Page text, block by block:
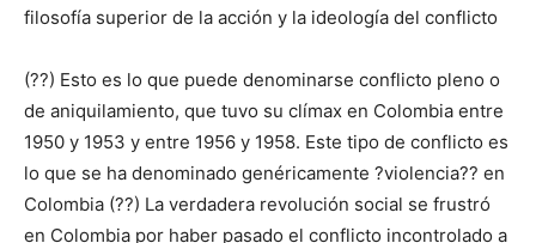
filosofía superior de la acción y la ideología del conflicto
(??) Esto es lo que puede denominarse conflicto pleno o
de aniquilamiento, que tuvo su clímax en Colombia entre
1950 y 1953 y entre 1956 y 1958. Este tipo de conflicto es
lo que se ha denominado genéricamente ?violencia?? en
Colombia (??) La verdadera revolución social se frustró
en Colombia por haber pasado el conflicto incontrolado a